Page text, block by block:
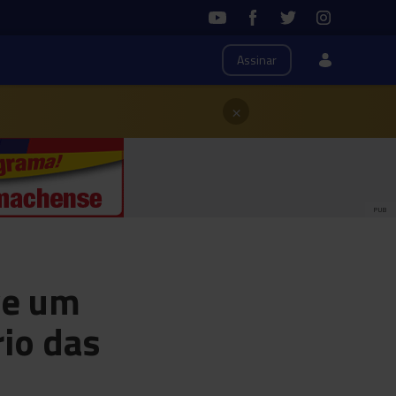
Assinar
×
PUB
um
das